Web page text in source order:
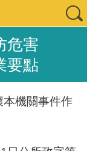
危害
要點
機關事件作